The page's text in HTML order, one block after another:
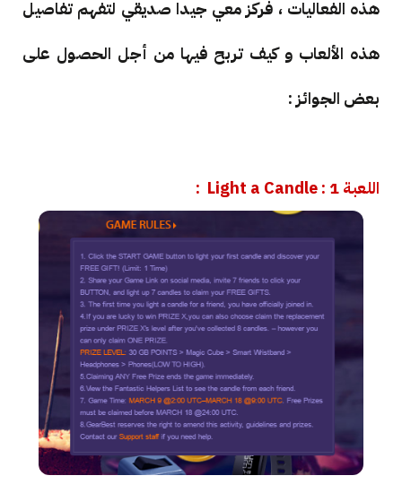
هذه الفعاليات ، فركز معي جيدا صديقي لتفهم تفاصيل
هذه الألعاب و كيف تربح فيها من أجل الحصول على
بعض الجوائز :
اللعبة 1 : Light a Candle :